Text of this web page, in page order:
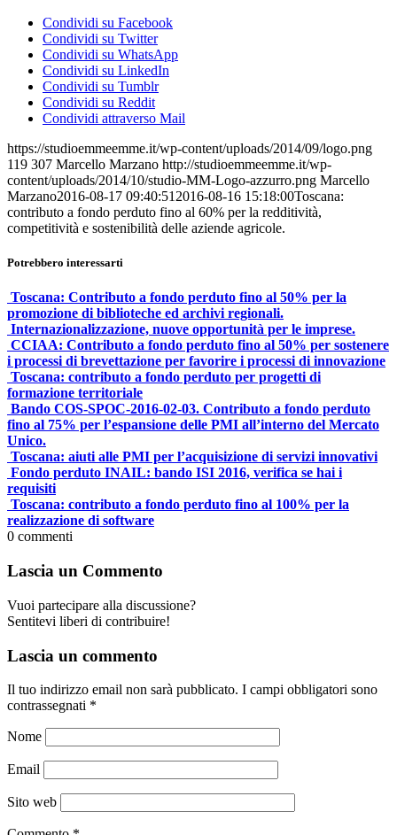
Condividi su Facebook
Condividi su Twitter
Condividi su WhatsApp
Condividi su LinkedIn
Condividi su Tumblr
Condividi su Reddit
Condividi attraverso Mail
https://studioemmeemme.it/wp-content/uploads/2014/09/logo.png
119 307 Marcello Marzano http://studioemmeemme.it/wp-
content/uploads/2014/10/studio-MM-Logo-azzurro.png Marcello
Marzano2016-08-17 09:40:51 2016-08-16 15:18:00Toscana:
contributo a fondo perduto fino al 60% per la redditività,
competitività e sostenibilità delle aziende agricole.
Potrebbero interessarti
Toscana: Contributo a fondo perduto fino al 50% per la
promozione di biblioteche ed archivi regionali.
Internazionalizzazione, nuove opportunità per le imprese.
CCIAA: Contributo a fondo perduto fino al 50% per sostenere
i processi di brevettazione per favorire i processi di innovazione
Toscana: contributo a fondo perduto per progetti di
formazione territoriale
Bando COS-SPOC-2016-02-03. Contributo a fondo perduto
fino al 75% per l’espansione delle PMI all’interno del Mercato
Unico.
Toscana: aiuti alle PMI per l’acquisizione di servizi innovativi
Fondo perduto INAIL: bando ISI 2016, verifica se hai i
requisiti
Toscana: contributo a fondo perduto fino al 100% per la
realizzazione di software
0 commenti
Lascia un Commento
Vuoi partecipare alla discussione?
Sentitevi liberi di contribuire!
Lascia un commento
Il tuo indirizzo email non sarà pubblicato. I campi obbligatori sono
contrassegnati *
Nome
Email
Sito web